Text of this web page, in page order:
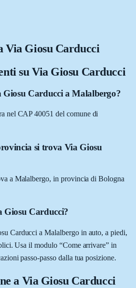
Via Giosu Carducci
su Via Giosu Carducci
Carducci a Malalbergo?
nel CAP 40051 del comune di
si trova Via Giosu
a Malalbergo, in provincia di Bologna
Giosu Carducci?
Carducci a Malalbergo in auto, a piedi,
Usa il modulo “Come arrivare” in
passo-passo dalla tua posizione.
a Via Giosu Carducci